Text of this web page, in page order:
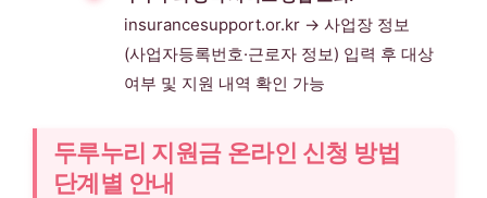
insurancesupport.or.kr → 사업장 정보
(사업자등록번호·근로자 정보) 입력 후 대상
여부 및 지원 내역 확인 가능
두루누리 지원금 온라인 신청 방법
단계별 안내